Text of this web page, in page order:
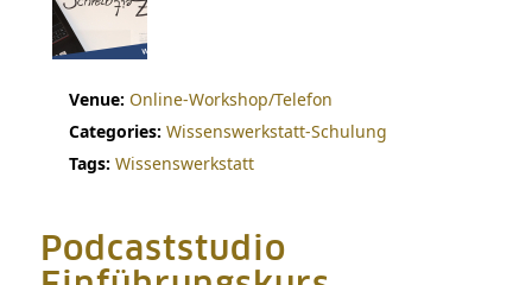
Venue: Online-Workshop/Telefon
Categories: Wissenswerkstatt-Schulung
Tags: Wissenswerkstatt
Podcaststudio